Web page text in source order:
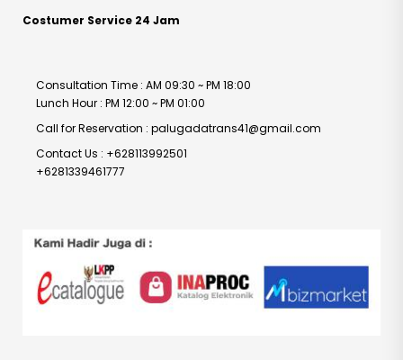
Costumer Service 24 Jam
Consultation Time : AM 09:30 ~ PM 18:00
Lunch Hour : PM 12:00 ~ PM 01:00
Call for Reservation : palugadatrans41@gmail.com
Contact Us : +628113992501
+6281339461777